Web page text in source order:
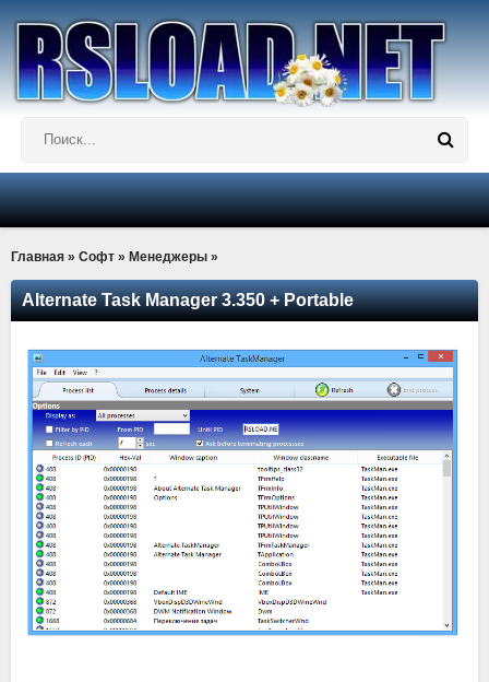
Главная » Софт » Менеджеры »
Alternate Task Manager 3.350 + Portable